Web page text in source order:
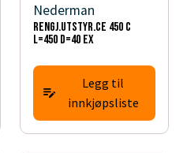
Nederman
Rengj.utstyr.CE 450 C
L=450 D=40 EX
Legg til
innkjøpsliste